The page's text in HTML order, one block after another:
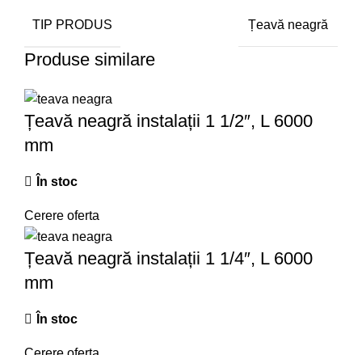
TIP PRODUS Țeavă neagră
Produse similare
Țeavă neagră instalații 1 1/2″, L 6000
mm
În stoc
Cerere oferta
Țeavă neagră instalații 1 1/4″, L 6000
mm
În stoc